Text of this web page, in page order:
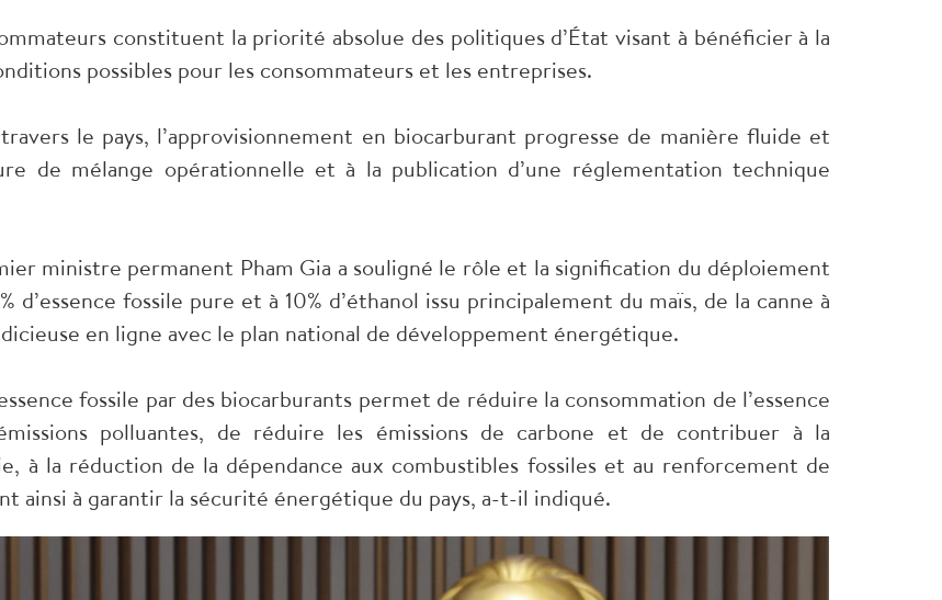
constituent la priorité absolue des politiques d’État visant à bénéficier à la
possibles pour les consommateurs et les entreprises.
le pays, l’approvisionnement en biocarburant progresse de manière fluide et
de mélange opérationnelle et à la publication d’une réglementation technique
ministre permanent Pham Gia a souligné le rôle et la signification du déploiement
d’essence fossile pure et à 10% d’éthanol issu principalement du maïs, de la canne à
en ligne avec le plan national de développement énergétique.
fossile par des biocarburants permet de réduire la consommation de l’essence
polluantes, de réduire les émissions de carbone et de contribuer à la
à la réduction de la dépendance aux combustibles fossiles et au renforcement de
ainsi à garantir la sécurité énergétique du pays, a-t-il indiqué.